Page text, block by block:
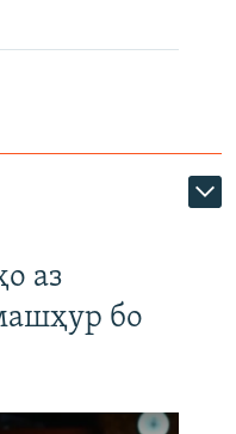
аз
бо